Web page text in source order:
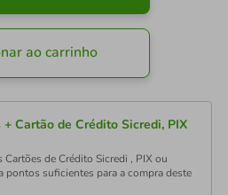
ao carrinho
+ Cartão de Crédito Sicredi, PIX
de Crédito Sicredi , PIX ou
pontos suficientes para a compra deste